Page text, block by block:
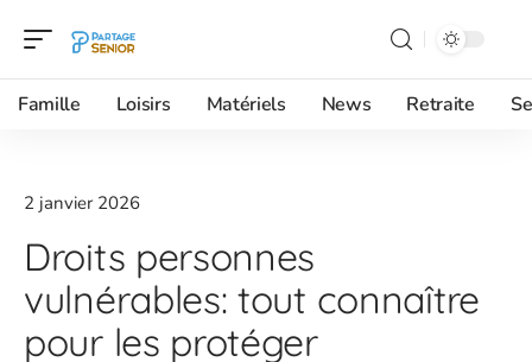
Famille Loisirs Matériels News Retraite
2 janvier 2026
Droits personnes
vulnérables: tout connaître
pour les protéger